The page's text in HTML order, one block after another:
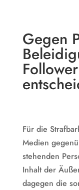
Gegen
Für die
Medien
stehenden
Inhalt der
dagegen die